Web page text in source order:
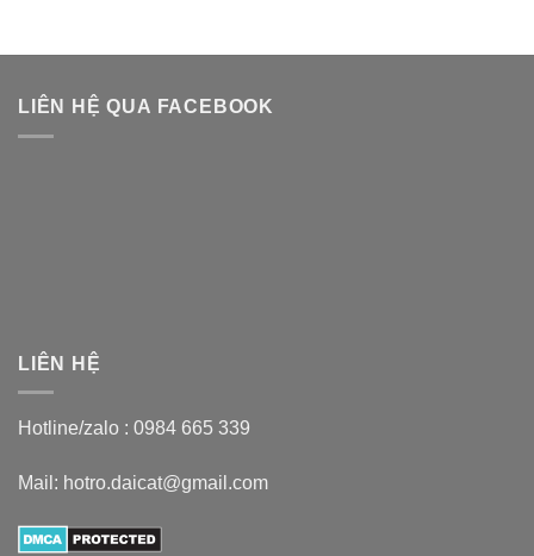
LIÊN HỆ QUA FACEBOOK
LIÊN HỆ
Hotline/zalo : 0984 665 339
Mail: hotro.daicat@gmail.com